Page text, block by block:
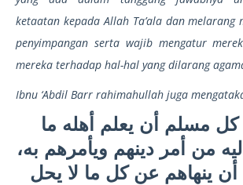
ketaatan kepada Allah Ta’ala dan melarang
penyimpangan serta wajib mengatur
mereka terhadap hal-hal yang dilarang
Ibnu ‘Abdil Barr rahimahullah juga
مسلم أن يعلم أهله ما
من أمر دينهم ويأمرهم به،
ينهاهم عن كل ما لا يحل